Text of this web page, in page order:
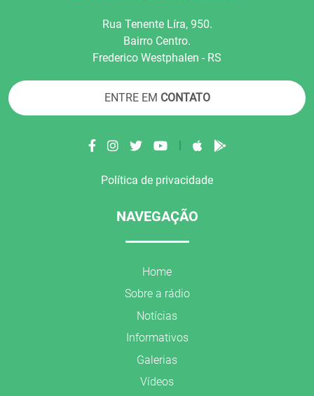
Rua Tenente Líra, 950.
Bairro Centro.
Frederico Westphalen - RS
ENTRE EM CONTATO
Política de privacidade
NAVEGAÇÃO
Home
Sobre a rádio
Notícias
Informativos
Galerias
Vídeos